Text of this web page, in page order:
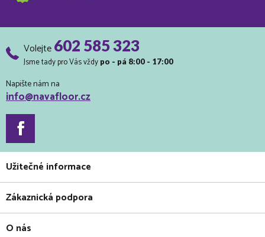
Volejte602 585 323
Jsme tady pro Vás vždy po - pá 8:00 - 17:00
Napište nám na
info@navafloor.cz
Užitečné informace
Zákaznická podpora
O nás